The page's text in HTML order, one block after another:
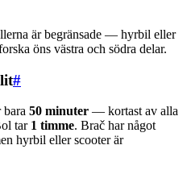
är begränsade — hyrbil eller
öns västra och södra delar.
#
50 minuter — kortast av alla
tar 1 timme. Brač har något
hyrbil eller scooter är